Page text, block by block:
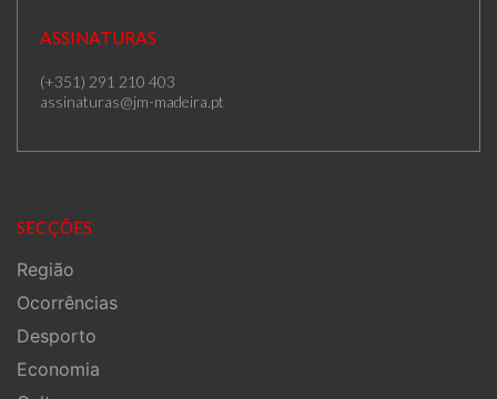
ASSINATURAS
(+351) 291 210 403
assinaturas@jm-madeira.pt
SECÇÕES
Região
Ocorrências
Desporto
Economia